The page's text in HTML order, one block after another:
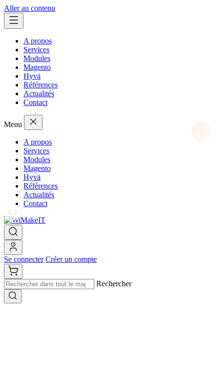
Aller au contenu
A propos
Services
Modules
Magento
Hyvä
Références
Actualités
Contact
Menu
A propos
Services
Modules
Magento
Hyvä
Références
Actualités
Contact
Se connecter Créer un compte
Rechercher